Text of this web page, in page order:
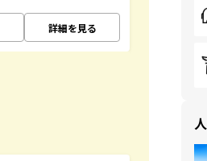
詳細を見る